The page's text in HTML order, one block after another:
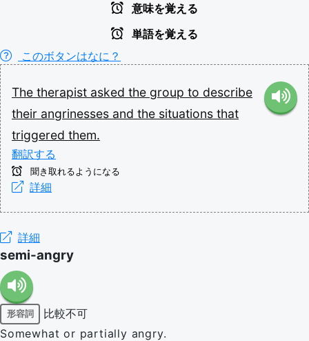
意味を覚える
単語を覚える
このボタンはなに？
The therapist asked the group to describe
their angrinesses and the situations that
triggered them.
翻訳する
聞き取れるようになる
詳細
詳細
semi-angry
形容詞
比較不可
Somewhat or partially angry.